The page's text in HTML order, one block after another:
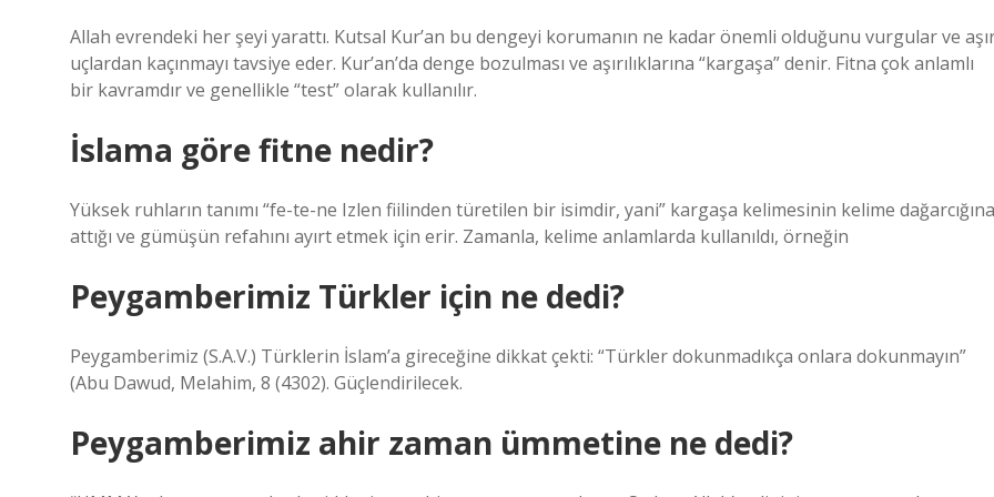
Allah evrendeki her şeyi yarattı. Kutsal Kur’an bu dengeyi korumanın ne kadar önemli olduğunu vurgular ve
uçlardan kaçınmayı tavsiye eder. Kur’an’da denge bozulması ve aşırılıklarına “kargaşa” denir. Fitna çok anlamlı
bir kavramdır ve genellikle “test” olarak kullanılır.
İslama göre fitne nedir?
Yüksek ruhların tanımı “fe-te-ne Izlen fiilinden türetilen bir isimdir, yani” kargaşa kelimesinin kelime dağarcığına
attığı ve gümüşün refahını ayırt etmek için erir. Zamanla, kelime anlamlarda kullanıldı, örneğin
Peygamberimiz Türkler için ne dedi?
Peygamberimiz (S.A.V.) Türklerin İslam’a gireceğine dikkat çekti: “Türkler dokunmadıkça onlara dokunmayın”
(Abu Dawud, Melahim, 8 (4302). Güçlendirilecek.
Peygamberimiz ahir zaman ümmetine ne dedi?